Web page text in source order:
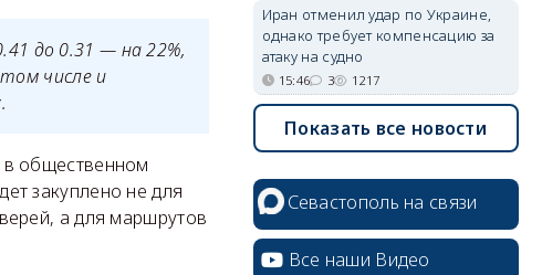
до 0.31 — на 22%,
числе и
в общественном
закуплено не для
а для маршрутов
Иран отменил удар по Украине,
однако требует компенсацию за
атаку на судно
15:46 3 1217
Показать все новости
Севастополь на связи
Все наши Видео